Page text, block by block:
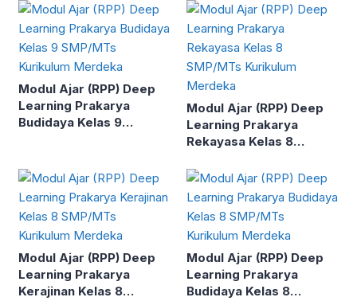
Modul Ajar (RPP) Deep
Learning Prakarya
Budidaya Kelas 9
Modul Ajar (RPP) Deep
Learning Prakarya
Rekayasa Kelas 8
Merdeka
Modul Ajar (RPP) Deep
Learning Prakarya
Kerajinan Kelas 8
Modul Ajar (RPP) Deep
Learning Prakarya
Budidaya Kelas 8